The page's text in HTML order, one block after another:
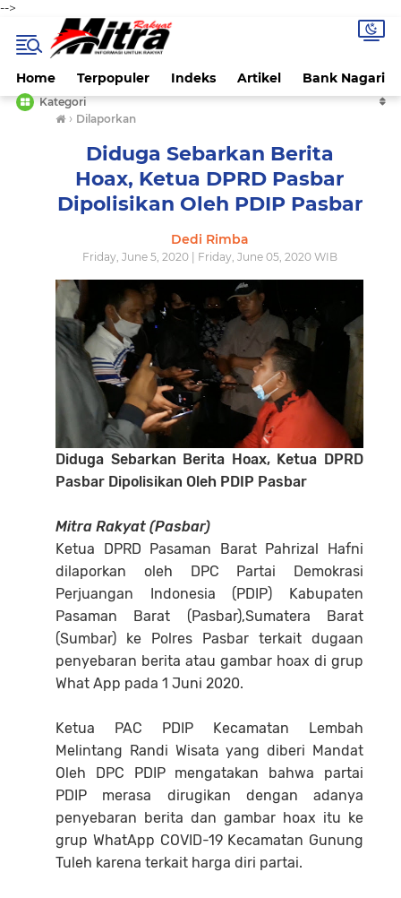
-->
Home Terpopuler Indeks Artikel Bank Nagari
Kategori
› Dilaporkan
Diduga Sebarkan Berita
Hoax, Ketua DPRD Pasbar
Dipolisikan Oleh PDIP Pasbar
Dedi Rimba
Friday, June 5, 2020 | Friday, June 05, 2020 WIB
Diduga Sebarkan Berita Hoax, Ketua DPRD
Pasbar Dipolisikan Oleh PDIP Pasbar
Mitra Rakyat (Pasbar)
Ketua DPRD Pasaman Barat Pahrizal Hafni
dilaporkan oleh DPC Partai Demokrasi
Perjuangan Indonesia (PDIP) Kabupaten
Pasaman Barat (Pasbar),Sumatera Barat
(Sumbar) ke Polres Pasbar terkait dugaan
penyebaran berita atau gambar hoax di grup
What App pada 1 Juni 2020.
Ketua PAC PDIP Kecamatan Lembah
Melintang Randi Wisata yang diberi Mandat
Oleh DPC PDIP mengatakan bahwa partai
PDIP merasa dirugikan dengan adanya
penyebaran berita dan gambar hoax itu ke
grup WhatApp COVID-19 Kecamatan Gunung
Tuleh karena terkait harga diri partai.